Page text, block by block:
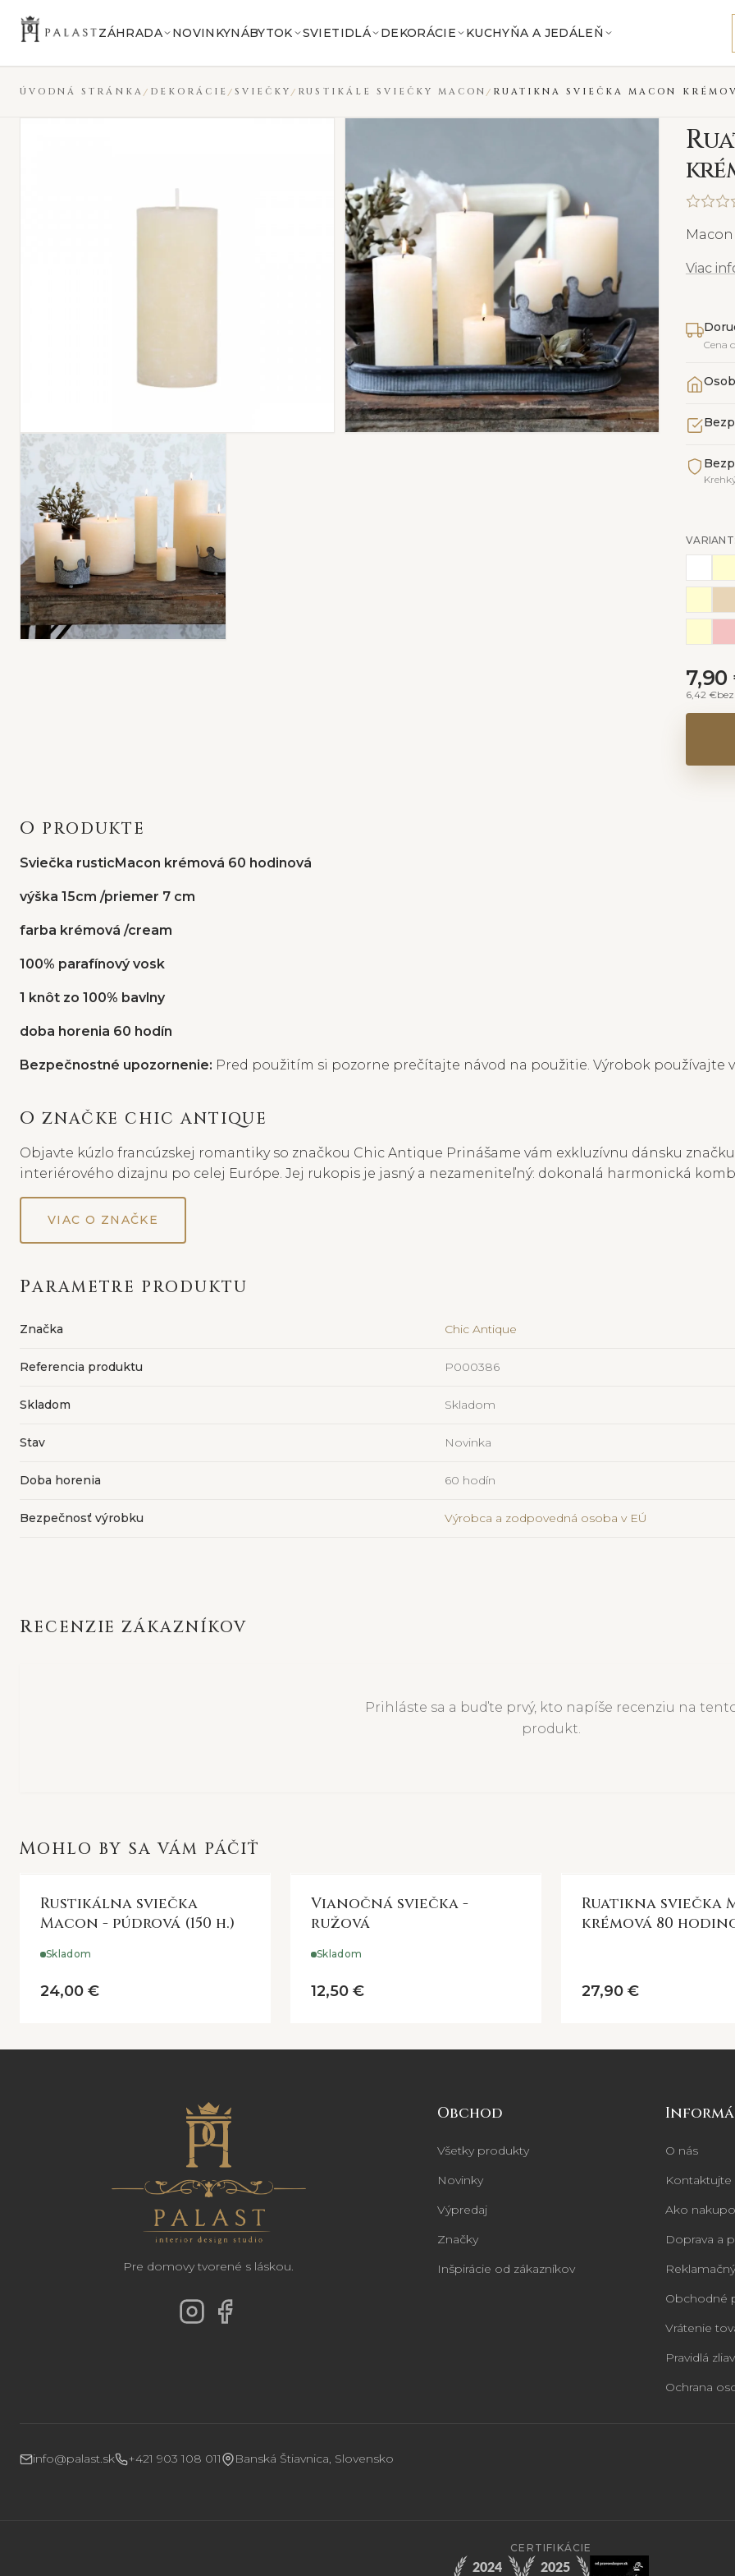
Preskočiť na obsah
ZÁHRADA NOVINKYNÁBYTOK SVIETIDLÁ DEKORÁCIE KUCHYŇA A JEDÁLEŇ
ÚVODNÁ STRÁNKA DEKORÁCIE SVIEČKY RUSTIKÁLE SVIEČKY MACON RUATIKNA SVIEČKA MACON
R
Viac
Cena
6,42 €
O PRODUKTE
Sviečka rusticMacon krémová 60 hodinová
výška 15cm /priemer 7 cm
farba krémová /cream
100% parafínový vosk
1 knôt zo 100% bavlny
doba horenia 60 hodín
Bezpečnostné upozornenie: Pred použitím si pozorne prečítajte návod na použitie. Výrobok používajte
O ZNAČKE CHIC ANTIQUE
Objavte kúzlo francúzskej romantiky so značkou Chic Antique Prinášame vám exkluzívnu dánsku
interiérového dizajnu po celej Európe. Jej rukopis je jasný a nezameniteľný: dokonalá harmonická
VIAC O ZNAČKE
PARAMETRE PRODUKTU
Značka Chic Antique
Referencia produktu P000386
Skladom Skladom
Stav Novinka
Doba horenia 60 hodín
Bezpečnosť výrobku Výrobca a zodpovedná osoba v EÚ
RECENZIE ZÁKAZNÍKOV
Prihláste sa a buďte prvý, kto napíše recenziu na
produkt.
MOHLO BY SA VÁM PÁČIŤ
Rustikálna sviečka
Macon - púdrová (150 h.)
Skladom
24,00 €
Vianočná sviečka -
ružová
Skladom
12,50 €
Ruatikna sviečka
krémová 80
27,90 €
Pre domovy tvorené s láskou.
Obchod
Všetky produkty
Novinky
Výpredaj
Značky
Inšpirácie od zákazníkov
O nás
Kontaktujte
Ako
Doprava a
Obchodné
Vrátenie
Pravidlá
Ochrana
info@palast.sk +421 903 108 011 Banská Štiavnica, Slovensko
CERTIFIKÁCIE